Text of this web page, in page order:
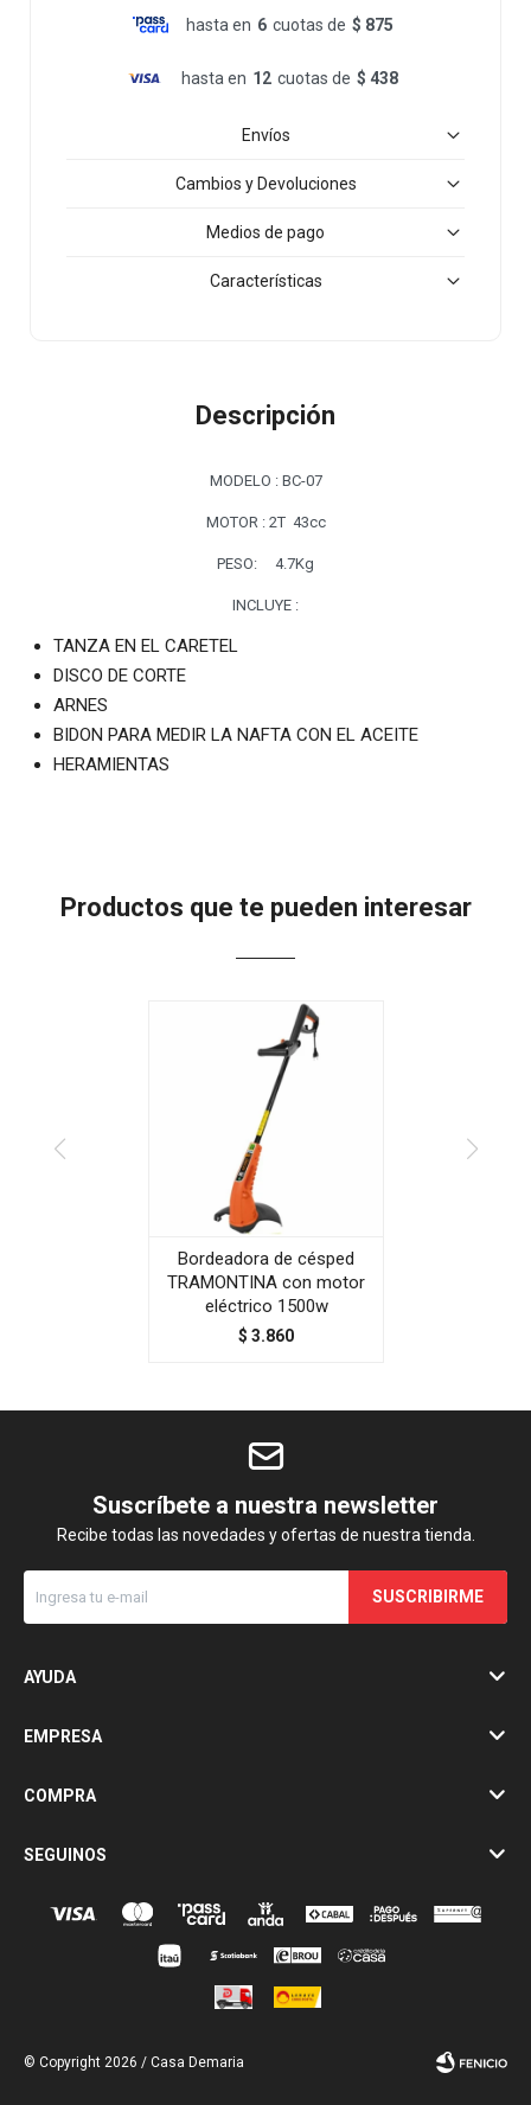
hasta en 6 cuotas de $ 875
hasta en 12 cuotas de $ 438
Envíos
Cambios y Devoluciones
Medios de pago
Características
Descripción
MODELO : BC-07
MOTOR : 2T 43cc
PESO: 4.7Kg
INCLUYE :
TANZA EN EL CARETEL
DISCO DE CORTE
ARNES
BIDON PARA MEDIR LA NAFTA CON EL ACEITE
HERAMIENTAS
Productos que te pueden interesar
Bordeadora de césped
TRAMONTINA con motor
eléctrico 1500w
$ 3.860
Suscríbete a nuestra newsletter
Recibe todas las novedades y ofertas de nuestra tienda.
SUSCRIBIRME
AYUDA
EMPRESA
COMPRA
SEGUINOS
© Copyright 2026 / Casa Demaria